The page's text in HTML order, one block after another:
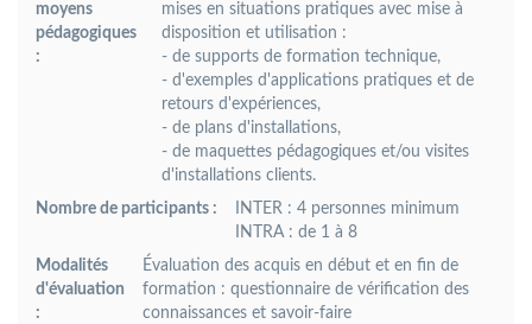
moyens
pédagogiques
:
mises en situations pratiques avec mise à
disposition et utilisation :
- de supports de formation technique,
- d'exemples d'applications pratiques et de
retours d'expériences,
- de plans d'installations,
- de maquettes pédagogiques et/ou visites
d'installations clients.
Nombre de participants :
INTER : 4 personnes minimum
INTRA : de 1 à 8
Modalités
d'évaluation
:
Évaluation des acquis en début et en fin de
formation : questionnaire de vérification des
connaissances et savoir-faire